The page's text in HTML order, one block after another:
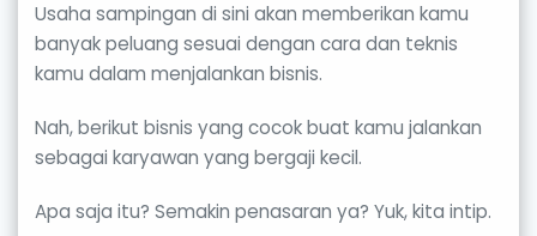
Usaha sampingan di sini akan memberikan kamu
banyak peluang sesuai dengan cara dan teknis
kamu dalam menjalankan bisnis.
Nah, berikut bisnis yang cocok buat kamu jalankan
sebagai karyawan yang bergaji kecil.
Apa saja itu? Semakin penasaran ya? Yuk, kita intip.